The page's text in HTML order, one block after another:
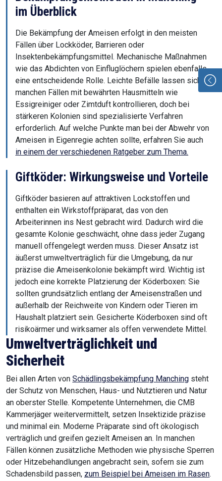
im Überblick
Die Bekämpfung der Ameisen erfolgt in den meisten
Fällen über Lockköder, Barrieren oder
Insektenbekämpfungsmittel. Mechanische Maßnahmen
wie das Abdichten von Einfluglöchern spielen ebenfalls
eine entscheidende Rolle. Leichte Befälle lassen sich in
manchen Fällen mit bewährten Hausmitteln wie
Essigreiniger oder Zimtduft kontrollieren, doch bei
stärkeren Kolonien sind spezialisierte Verfahren
erforderlich. Auf welche Punkte man bei der Abwehr von
Ameisen in Eigenregie achten sollte, erfahren Sie auch
in einem der verschiedenen Ratgeber zum Thema.
Giftköder: Wirkungsweise und Vorteile
Giftköder basieren auf attraktiven Lockstoffen und
enthalten ein Wirkstoffpräparat, das von den
Arbeiterinnen ins Nest gebracht wird. Dadurch wird die
gesamte Kolonie geschwächt, ohne dass jeder Zugang
manuell offengelegt werden muss. Dieser Ansatz ist
äußerst umweltverträglich für die Umgebung, da nur
präzise die Ameisenkolonie bekämpft wird. Wichtig ist
jedoch eine korrekte Platzierung der Köderboxen: Sie
sollten grundsätzlich entlang der Ameisenstraßen und
außerhalb der Reichweite von Kindern oder Tieren im
Haushalt platziert sein. Gesicherte Köderboxen sind oft
risikoärmer und wirksamer als offen verwendete Mittel.
Umweltverträglichkeit und
Sicherheit
Bei allen Arten von Schädlingsbekämpfung Manching steht
der Schutz von Menschen, Haus- und Nutztieren und Natur
an oberster Stelle. Kompetente Unternehmen, die CMB
Kammerjäger weitervermittelt, setzen Insektizide präzise
und minimal ein. Moderne Präparate sind oft ökologisch
verträglich und greifen gezielt Ameisen an. In manchen
Fällen können zusätzliche Methoden wie physische Sperren
oder Hitzebehandlungen angebracht sein, sofern sie zum
Schadensbild passen, zum Beispiel bei Ameisen im Rasen.